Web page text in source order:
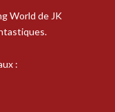
World de JK
: